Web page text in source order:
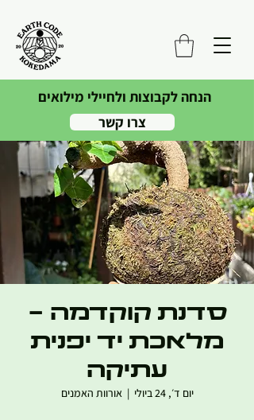
הנחה לקבוצות ולחיילי מילואים
צרו קשר
סדנת קוקדמה -
מלאכת יד יפנית
עתיקה
יום ד׳, 24 ביולי
  |
אורוות האמנים